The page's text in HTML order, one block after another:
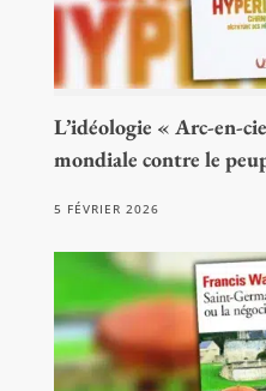
L’idéologie « Arc-en-
mondiale contre le
5 FÉVRIER 2026